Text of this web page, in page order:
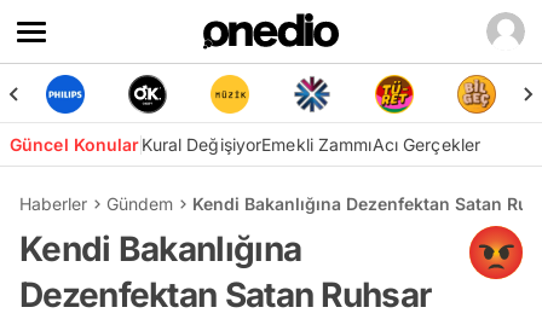
Güncel KonularKural DeğişiyorEmekli ZammıAcı Gerçekler
Haberler Gündem Kendi Bakanlığına Dezenfektan Satan
Kendi Bakanlığına
Dezenfektan Satan Ruhsar